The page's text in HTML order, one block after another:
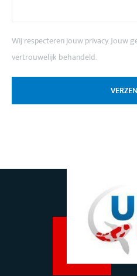
Wij respecteren jouw privacy. Jouw
vertrouwelijk behandeld.